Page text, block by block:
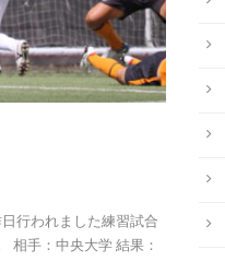
行われました練習試合
相手：中央大学 結果：